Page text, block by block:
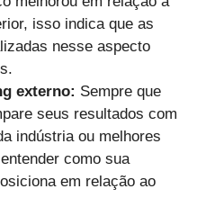
isso indica que as
nesse aspecto
externo: Sempre que
seus resultados com
indústria ou melhores
como sua
em relação ao